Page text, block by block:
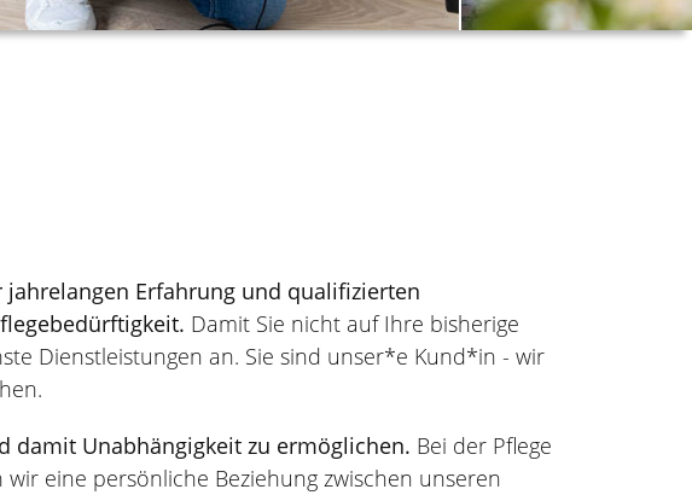
Erfahrung und qualifizierten
Damit Sie nicht auf Ihre bisherige
Dienstleistungen an. Sie sind unser*e Kund*in - wir
damit Unabhängigkeit zu ermöglichen. Bei der Pflege
eine persönliche Beziehung zwischen unseren